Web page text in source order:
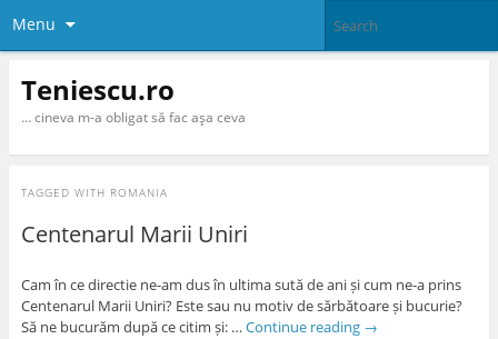
Menu
Teniescu.ro
… cineva m-a obligat să fac aşa ceva
TAGGED WITH ROMANIA
Centenarul Marii Uniri
Cam în ce directie ne-am dus în ultima sută de ani și cum ne-a prins
Centenarul Marii Uniri? Este sau nu motiv de sărbătoare și bucurie?
Să ne bucurăm după ce citim și: … Continue reading →